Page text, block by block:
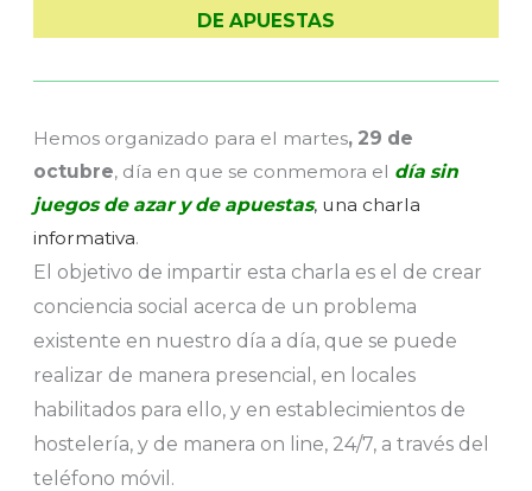
DE APUESTAS
Hemos organizado para el martes, 29 de
octubre, día en que se conmemora el día sin
juegos de azar y de apuestas, una charla
informativa.
El objetivo de impartir esta charla es el de crear
conciencia social acerca de un problema
existente en nuestro día a día, que se puede
realizar de manera presencial, en locales
habilitados para ello, y en establecimientos de
hostelería, y de manera on line, 24/7, a través del
teléfono móvil.